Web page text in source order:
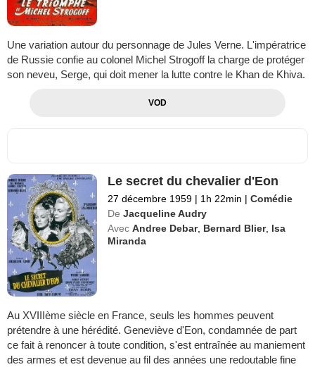
Une variation autour du personnage de Jules Verne. L'impératrice
de Russie confie au colonel Michel Strogoff la charge de protéger
son neveu, Serge, qui doit mener la lutte contre le Khan de Khiva.
VOD
Le secret du chevalier d'Eon
27 décembre 1959 | 1h 22min | Comédie
De Jacqueline Audry
Avec Andree Debar, Bernard Blier, Isa
Miranda
Au XVIIIème siècle en France, seuls les hommes peuvent
prétendre à une hérédité. Geneviève d'Eon, condamnée de part
ce fait à renoncer à toute condition, s'est entraînée au maniement
des armes et est devenue au fil des années une redoutable fine